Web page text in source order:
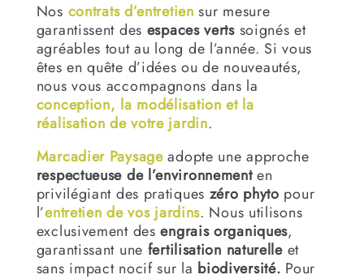
Nos contrats d’entretien sur mesure
garantissent des espaces vertssoignés et
agréables tout au long de l’année. Si vous
êtes en quête d’idées ou de nouveautés,
nous vous accompagnons dans la
conception, la modélisation et la
réalisation de votre jardin.
Marcadier Paysageadopte une approche
respectueuse de l’environnementen
privilégiant des pratiques zéro phyto pour
l’entretien de vos jardins. Nous utilisons
exclusivement desengrais organiques,
garantissant une fertilisation naturelleet
sans impact nocif sur la biodiversité. Pour